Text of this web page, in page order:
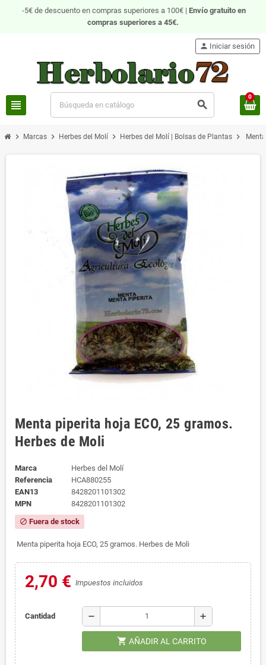
-5€ de descuento en compras superiores a 100€ | Envío gratuito en
compras superiores a 45€.
view_headline search
person Iniciar sesión
0
chevron_right Marcas chevron_right Herbes del Molí chevron_right Herbes del Molí | Bolsas de Plantas chevron_right
Menta piperita hoja ECO, 25 gramos.
Herbes de Moli
Marca
Herbes del Molí
Referencia
HCA880255
EAN13
8428201101302
MPN
8428201101302
block Fuera de stock
Menta piperita hoja ECO, 25 gramos. Herbes de Moli
2,70 € Impuestos incluidos
Cantidad remove add
shopping_cart AÑADIR AL CARRITO